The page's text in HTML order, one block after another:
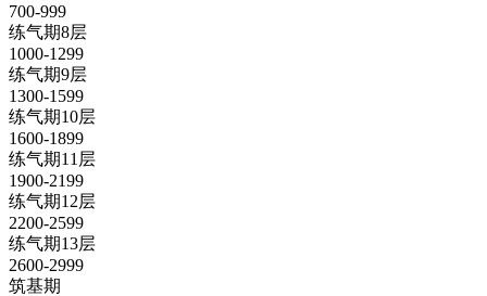
700-999
练气期8层
1000-1299
练气期9层
1300-1599
练气期10层
1600-1899
练气期11层
1900-2199
练气期12层
2200-2599
练气期13层
2600-2999
筑基期